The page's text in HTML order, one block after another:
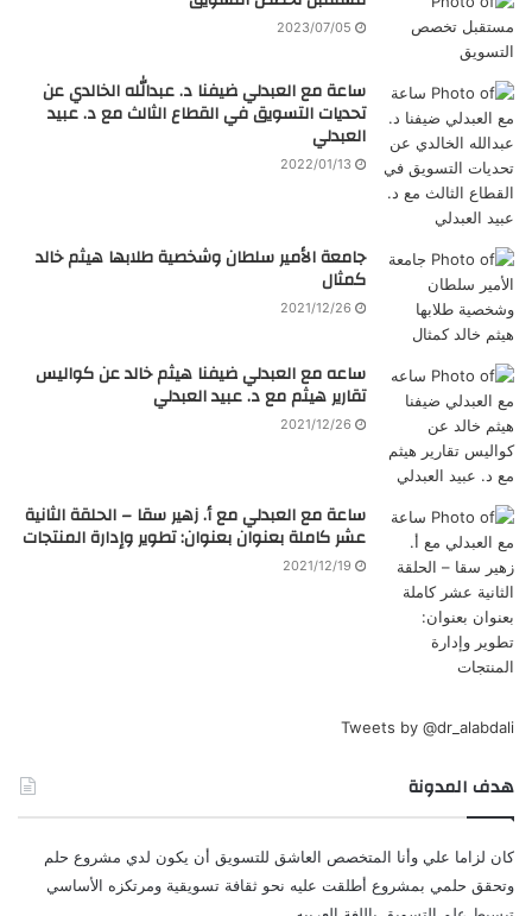
2023/07/05
ساعة مع العبدلي ضيفنا د. عبدالله الخالدي عن
تحديات التسويق في القطاع الثالث مع د. عبيد
العبدلي
2022/01/13
جامعة الأمير سلطان وشخصية طلابها هيثم خالد
كمثال
2021/12/26
ساعه مع العبدلي ضيفنا هيثم خالد عن كواليس
تقارير هيثم مع د. عبيد العبدلي
2021/12/26
ساعة مع العبدلي مع أ. زهير سقا – الحلقة الثانية
عشر كاملة بعنوان بعنوان: تطوير وإدارة المنتجات
2021/12/19
Tweets by @dr_alabdali
هدف المدونة
كان لزاما علي وأنا المتخصص العاشق للتسويق أن يكون لدي مشروع حلم
وتحقق حلمي بمشروع أطلقت عليه نحو ثقافة تسويقية ومرتكزه الأساسي